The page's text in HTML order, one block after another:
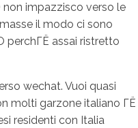
impazzisco verso le
il modo ci sono
perchГЁ assai ristretto
wechat. Vuoi quasi
molti garzone italiano ГЁ
residenti con Italia